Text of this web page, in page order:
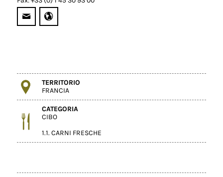
TERRITORIO
FRANCIA
CATEGORIA
CIBO
1.1. CARNI FRESCHE